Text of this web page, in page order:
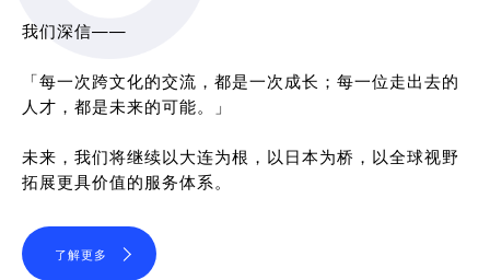
我们深信——
「每一次跨文化的交流，都是一次成长；每一位走出去的
人才，都是未来的可能。」
未来，我们将继续以大连为根，以日本为桥，以全球视野
拓展更具价值的服务体系。
了解更多